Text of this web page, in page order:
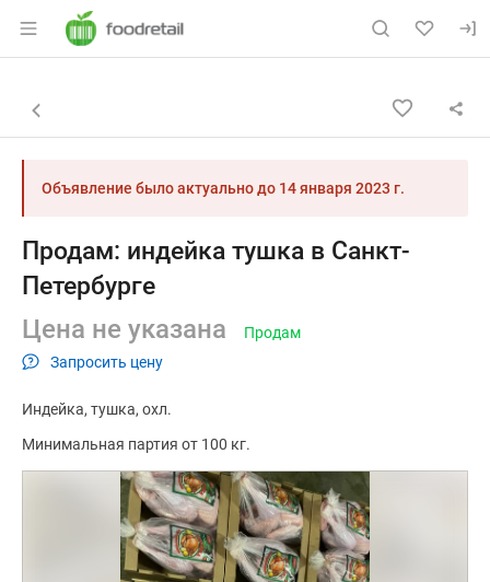
Раздел навигации по сайту
Объявление: Продам: индейка
Навигация и управление объявлением
Назад к списку объявлений
Объявление было актуально до 14 января 2023 г.
Продам: индейка тушка в Санкт-
Петербурге
Цена не указана
Запросить цену
Продам
Индейка тушка охл.
Минимальная партия от 100 кг.